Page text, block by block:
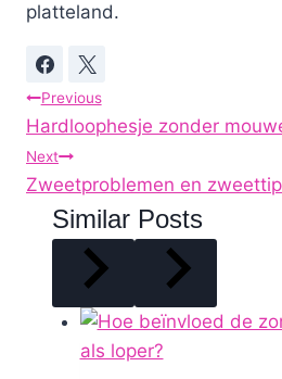
platteland.
Post
navigation
Previous
Hardloophesje zonder
Next
Zweetproblemen en
Similar Posts